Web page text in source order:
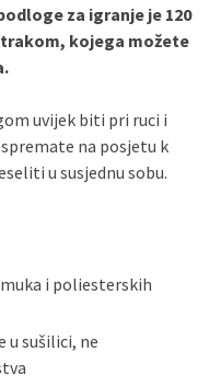
za igranje je 120
kojega možete
uvijek biti pri ruci i
na posjetu k
u susjednu sobu.
i poliesterskih
u sušilici, ne